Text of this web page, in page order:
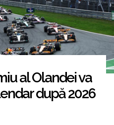
al Olandei va
după 2026